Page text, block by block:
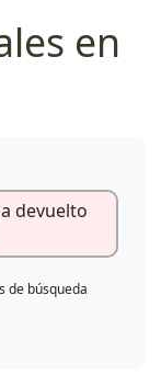
en
devuelto
de búsqueda